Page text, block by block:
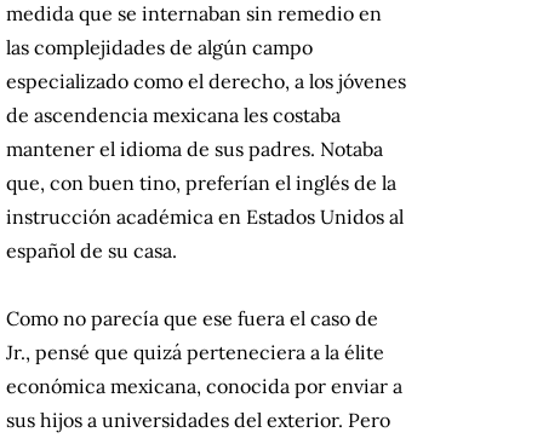
medida que se internaban sin remedio en
las complejidades de algún campo
especializado como el derecho, a los jóvenes
de ascendencia mexicana les costaba
mantener el idioma de sus padres. Notaba
que, con buen tino, preferían el inglés de la
instrucción académica en Estados Unidos al
español de su casa.
Como no parecía que ese fuera el caso de
Jr., pensé que quizá perteneciera a la élite
económica mexicana, conocida por enviar a
sus hijos a universidades del exterior. Pero